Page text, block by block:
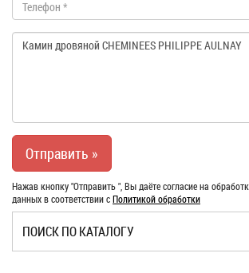
Нажав кнопку "Отправить ", Вы даёте согласие на
данных в соответствии сПолитикой обработки